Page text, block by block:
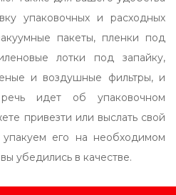
упаковочных и расходных
пакеты, пленки под
лотки под запайку,
и воздушные фильтры, и
идет об упаковочном
привезти или выслать свой
его на необходимом
убедились в качестве.